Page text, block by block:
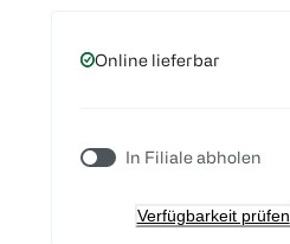
Online lieferbar
In Filiale abholen
Verfügbarkeit prüfen